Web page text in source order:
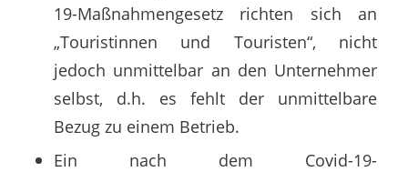
19-Maßnahmengesetz richten sich an
„Touristinnen und Touristen“, nicht
jedoch unmittelbar an den Unternehmer
selbst, d.h. es fehlt der unmittelbare
Bezug zu einem Betrieb.
Ein nach dem Covid-19-